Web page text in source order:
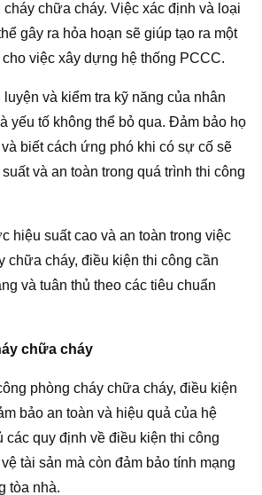
chữa cháy. Việc xác định và loại
gây ra hỏa hoạn sẽ giúp tạo ra một
việc xây dựng hệ thống PCCC.
và kiểm tra kỹ năng của nhân
yếu tố không thể bỏ qua. Đảm bảo họ
biết cách ứng phó khi có sự cố sẽ
và an toàn trong quá trình thi công
hiệu suất cao và an toàn trong việc
chữa cháy, điều kiện thi công cần
và tuân thủ theo các tiêu chuẩn
chữa cháy
phòng cháy chữa cháy, điều kiện
bảo an toàn và hiệu quả của hệ
các quy định về điều kiện thi công
tài sản mà còn đảm bảo tính mạng
tòa nhà.